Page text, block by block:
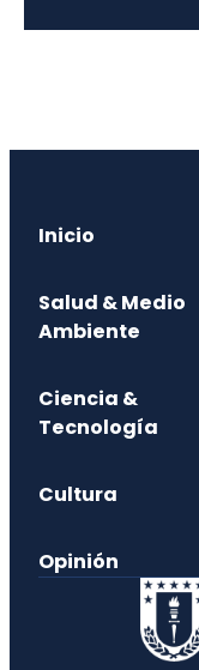
Inicio
Salud & Medio
Ambiente
Ciencia &
Tecnología
Cultura
Opinión